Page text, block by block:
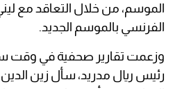
الموسم، من خلال التعاقد مع
الفرنسي بالموسم الجديد.
وزعمت تقارير صحفية في وقت
رئيس ريال مدريد، سأل زين